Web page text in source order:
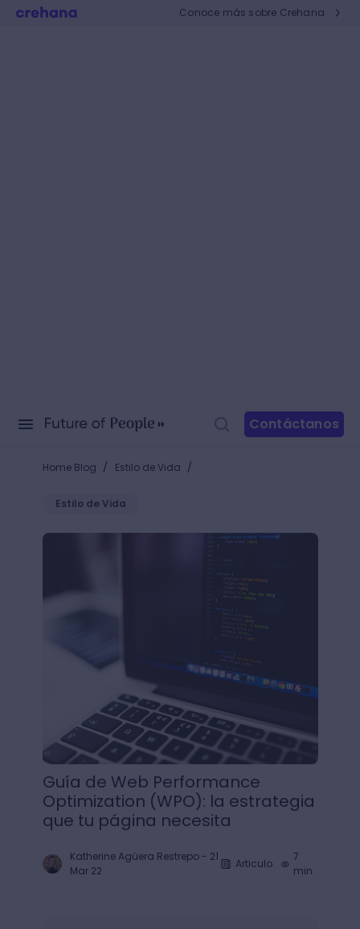
Conoce más sobre Crehana
Contáctanos
Home Blog / Estilo de Vida /
Estilo de Vida
Guía de Web Performance Optimization (WPO): la
Guía de Web Performance
Optimization (WPO): la estrategia
que tu página necesita
Katherine Agüera Restrepo- 21
Mar 22
Articulo
7
min.